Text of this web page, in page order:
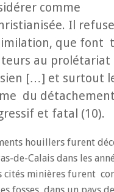
comme
Il refuse
que font
au prolétariat
[…] et surtout
du détachement
et fatal (10).
houillers furent
de-Calais dans les
cités minières furent